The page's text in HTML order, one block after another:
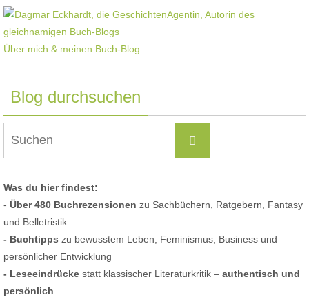
Über mich & meinen Buch-Blog
Blog durchsuchen
Suchen
Was du hier findest:
- Über 480 Buchrezensionen zu Sachbüchern, Ratgebern, Fantasy
und Belletristik
- Buchtipps zu bewusstem Leben, Feminismus, Business und
persönlicher Entwicklung
- Leseeindrücke statt klassischer Literaturkritik – authentisch und
persönlich